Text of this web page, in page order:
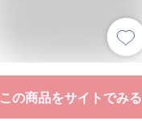
この商品をサイトでみる